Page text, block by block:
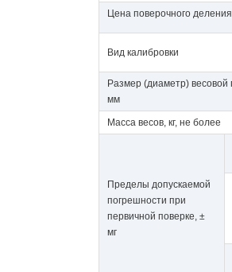
Цена поверочного деления
Вид калибровки
Размер (диаметр)
мм
Масса весов, кг, не более
Пределы допускаемой
погрешности при
первичной поверке, ±
мг